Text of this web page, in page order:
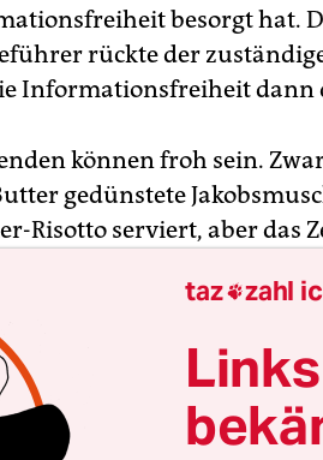
besorgt hat.
rückte der
Informationsfreiheit dann
können froh sein.
gedünstete
Risotto serviert, aber das
auf einen Tisch warten
verdorben, zumal
Kuchenauswahl“
und seine Frau gar keinen
taz zahl